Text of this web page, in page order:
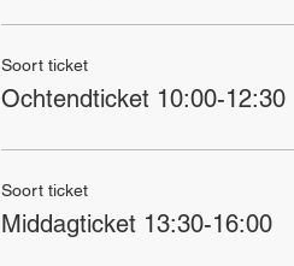
Soort ticket
Ochtendticket 10:00-12:30
Soort ticket
Middagticket 13:30-16:00